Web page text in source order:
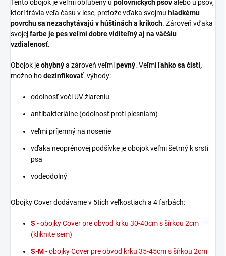
Tento obojok je veľmi obľúbený u polovníckychpsovalebo u psov,
ktorí trávia veľa času v lese, pretože vďaka svojmu hladkému
povrchu sa nezachytávajú v húštinách a kríkoch. Zároveň vďaka
svojejfarbe je pes veľmi dobre viditeľný aj na väčšiu
vzdialenosť.
Obojok jeohybnýa zároveň veľmipevný. Veľmi ľahko sa čistí,
možno hodezinfikovať. výhody:
odolnosť voči UV žiareniu
antibakteriálne (odolnosť proti plesniam)
veľmi príjemný na nosenie
vďaka neoprénovej podšívke je obojok veľmi šetrný k srsti
psa
vodeodolný
Obojky Cover dodávame v 5tich veľkostiach a 4 farbách:
S - obojky Cover pre obvod krku 30-40cm s šírkou 2cm
(kliknite sem)
S-M- obojky Cover pre obvod krku 35-45cm s šírkou 2cm